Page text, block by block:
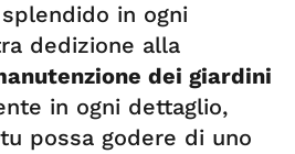
in ogni
dedizione alla
dei giardini
in ogni dettaglio,
possa godere di uno